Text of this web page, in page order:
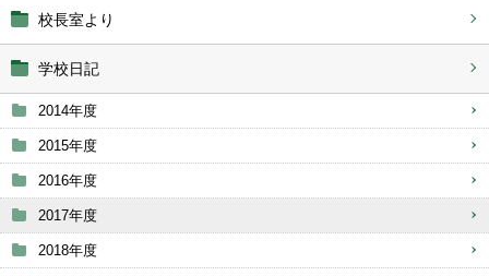
校長室より
学校日記
2014年度
2015年度
2016年度
2017年度
2018年度